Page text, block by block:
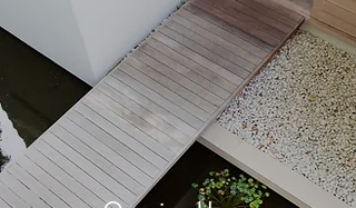
โทรศัพท์
ที่อยู่